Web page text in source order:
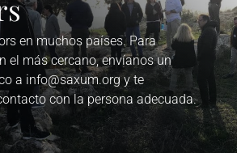
en muchos países. Para
el más cercano, envíanos un
a info@saxum.org y te
con la persona adecuada.